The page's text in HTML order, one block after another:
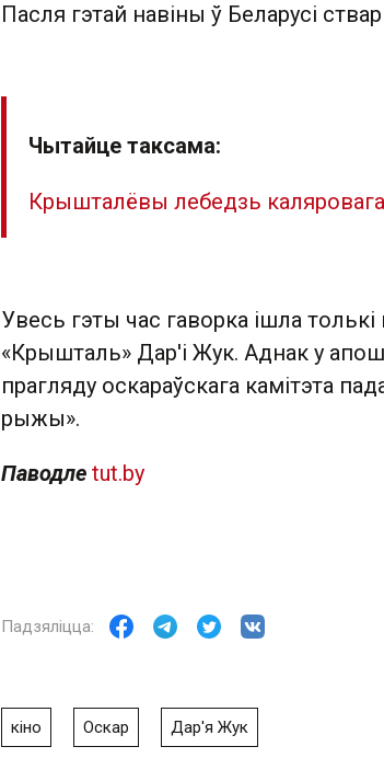
Пасля гэтай навіны ў Беларусі
Чытайце таксама:
Крышталёвы лебедзь
Увесь гэты час гаворка ішла
«Крышталь» Дар'і Жук. Аднак у
прагляду оскараўскага камітэта
рыжы».
Паводле tut.by
кіно Оскар Дар'я Жук